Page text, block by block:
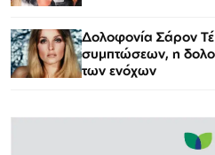
Δολοφονία Σάρον
συμπτώσεων, η
των ενόχων